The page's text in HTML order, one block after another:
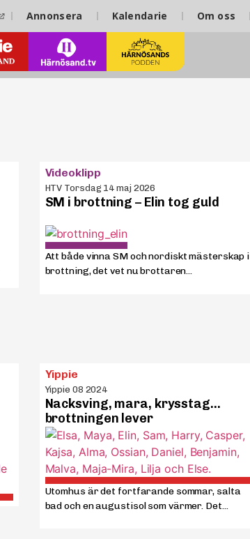
Annonsera Kalendarie Om oss
Videoklipp
HTV Torsdag 14 maj 2026
SM i brottning – Elin tog guld
Att både vinna SM och nordiskt mästerskap i
brottning, det vet nu brottaren...
Yippie
Yippie 08 2024
Nacksving, mara, krysstag…
brottningen lever
Utomhus är det fortfarande sommar, salta
bad och en augustisol som värmer. Det...